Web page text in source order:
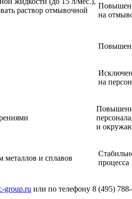
раствор отмывочной
на
на
и
металлов и сплавов
процесса
group.ru или по телефону 8 (495)